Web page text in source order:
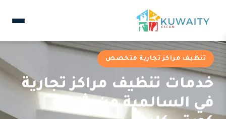
تنظيف مراكز تجارية متخصص
خدمات تنظيف مراكز تجارية
في السالمية من شركة